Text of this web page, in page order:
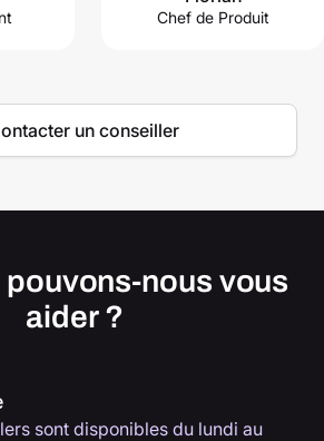
Chef de Produit
un conseiller
pouvons-nous vous
aider ?
sont disponibles du lundi au